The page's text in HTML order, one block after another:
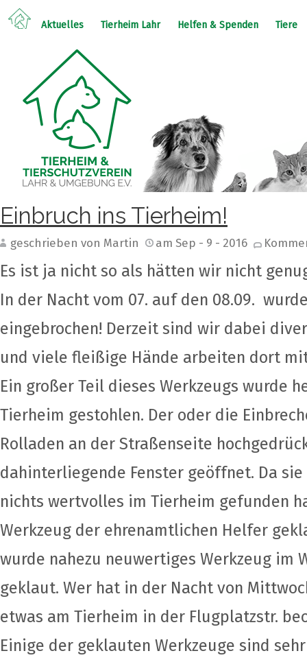
Aktuelles Tierheim Lahr Helfen & Spenden Tiere
Einbruch ins Tierheim!
geschrieben von Martin am Sep - 9 - 2016
Es ist ja nicht so als hätten wir nicht
In der Nacht vom 07. auf den 08.09.
eingebrochen! Derzeit sind wir dabei
und viele fleißige Hände arbeiten dort
Ein großer Teil dieses Werkzeugs wurde
Tierheim gestohlen. Der oder die
Rolladen an der Straßenseite
dahinterliegende Fenster geöffnet. Da
nichts wertvolles im Tierheim gefunden
Werkzeug der ehrenamtlichen Helfer
wurde nahezu neuwertiges Werkzeug im
geklaut. Wer hat in der Nacht von
etwas am Tierheim in der Flugplatzstr.
Einige der geklauten Werkzeuge sind